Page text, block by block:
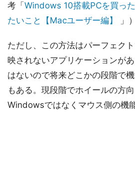
考「 Windows 10搭載PCを買っ
たいこと【Macユーザー編】
」
ただし、この方法はパーフェク
映されないアプリケーションが
はないので将来どこかの段階で
もある。現段階でホイールの方向
Windowsではなくマウス側の機